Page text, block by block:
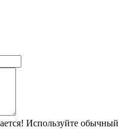
Используйте обычный